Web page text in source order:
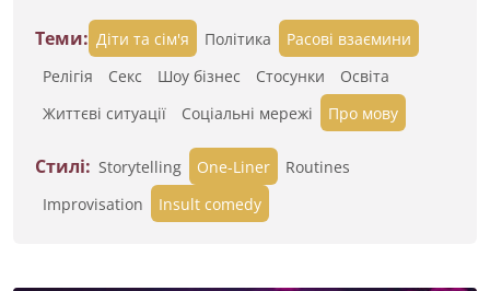
Теми: Діти та сім'я Політика
Расові взаємини
Релігія
Секс Шоу бізнес Стосунки
Освіта
Життєві ситуації
Cоціальні мережі Про мову
Стилі: Storytelling One-Liner
Routines
Improvisation
Insult comedy